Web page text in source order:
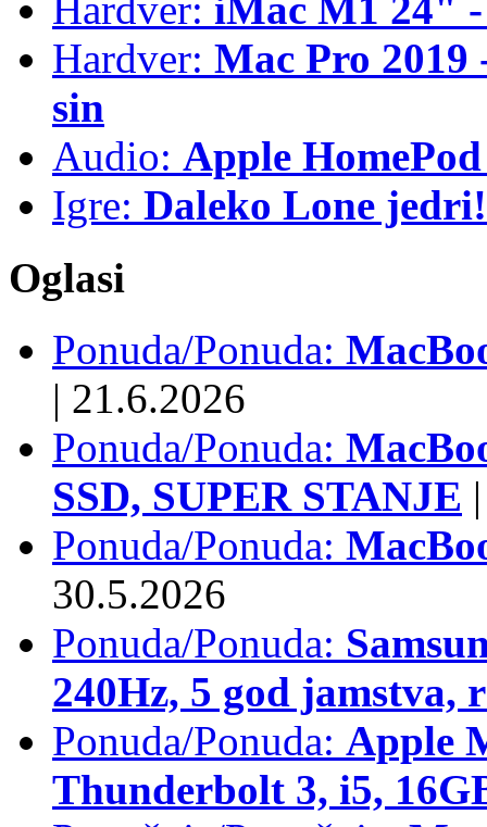
Hardver: iMac M1 24"
Hardver: Mac Pro
sin
Audio: Apple
Igre: Daleko Lone jedri!
Oglasi
Ponuda/Ponuda:
| 21.6.2026
Ponuda/Ponuda:
SSD, SUPER STANJE |
Ponuda/Ponuda:
30.5.2026
Ponuda/Ponuda:
240Hz, 5 god jamstva,
Ponuda/Ponuda: Apple
Thunderbolt 3, i5,